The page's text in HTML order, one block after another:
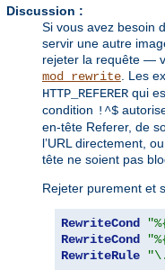
Discussion :
Si vous avez besoin
servir une autre
rejeter la requête —
mod_rewrite. Les
HTTP_REFERER qui
condition !^$
en-tête Referer, de
l’URL directement,
tête ne soient pas
Rejeter purement et
RewriteCond
RewriteCond
RewriteRule